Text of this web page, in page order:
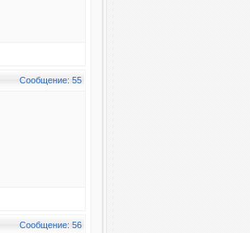
Сообщение: 55
Сообщение: 56